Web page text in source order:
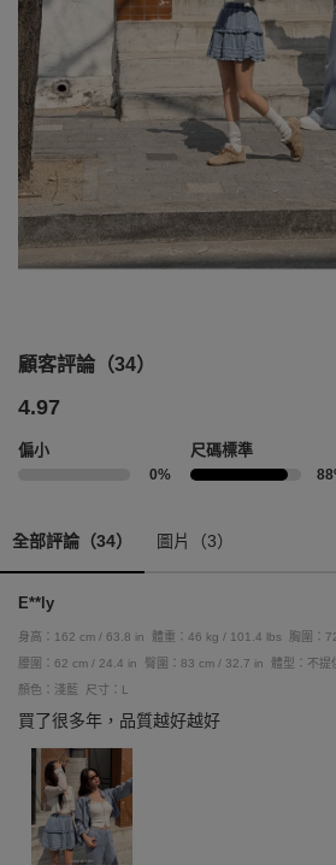
顧客評論（34）
4.97
偏小
0%
尺碼標準
全部評論（34） 圖片（3）
E**ly
身高：162 cm / 63.8 in 體重：46 kg / 101.4 lbs
胸圍：
腰圍：62 cm / 24.4 in
臀圍：83 cm / 32.7 in
體型：不提
顏色：淺藍
尺寸：L
買了很多年，品質越好越好